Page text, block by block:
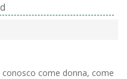
conosco come donna, come